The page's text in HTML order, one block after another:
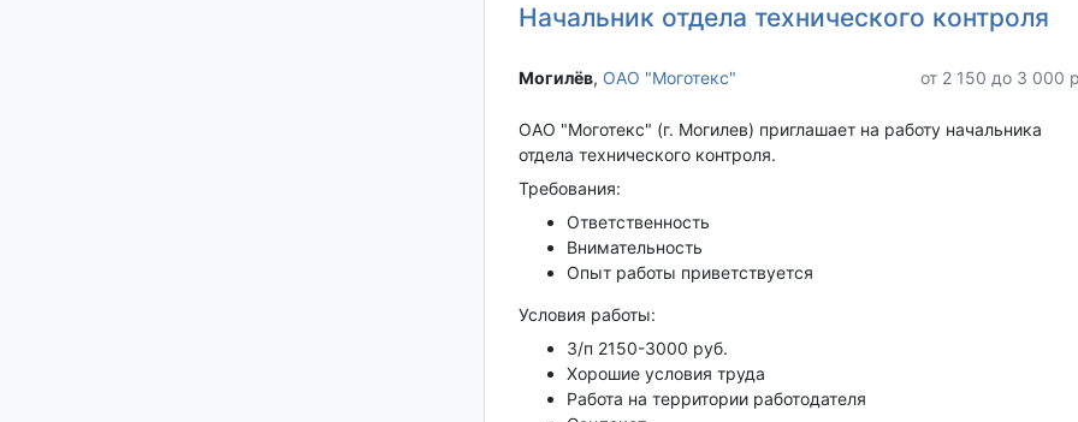
Начальник отдела технического контроля
Могилёв‎, ОАО "Моготекс" от 2 150 до 3 000
ОАО "Моготекс" (г. Могилев) приглашает на работу начальника
отдела технического контроля.
Требования:
Ответственность
Внимательность
Опыт работы приветствуется
Условия работы:
З/п 2150-3000 руб.
Хорошие условия труда
Работа на территории работодателя